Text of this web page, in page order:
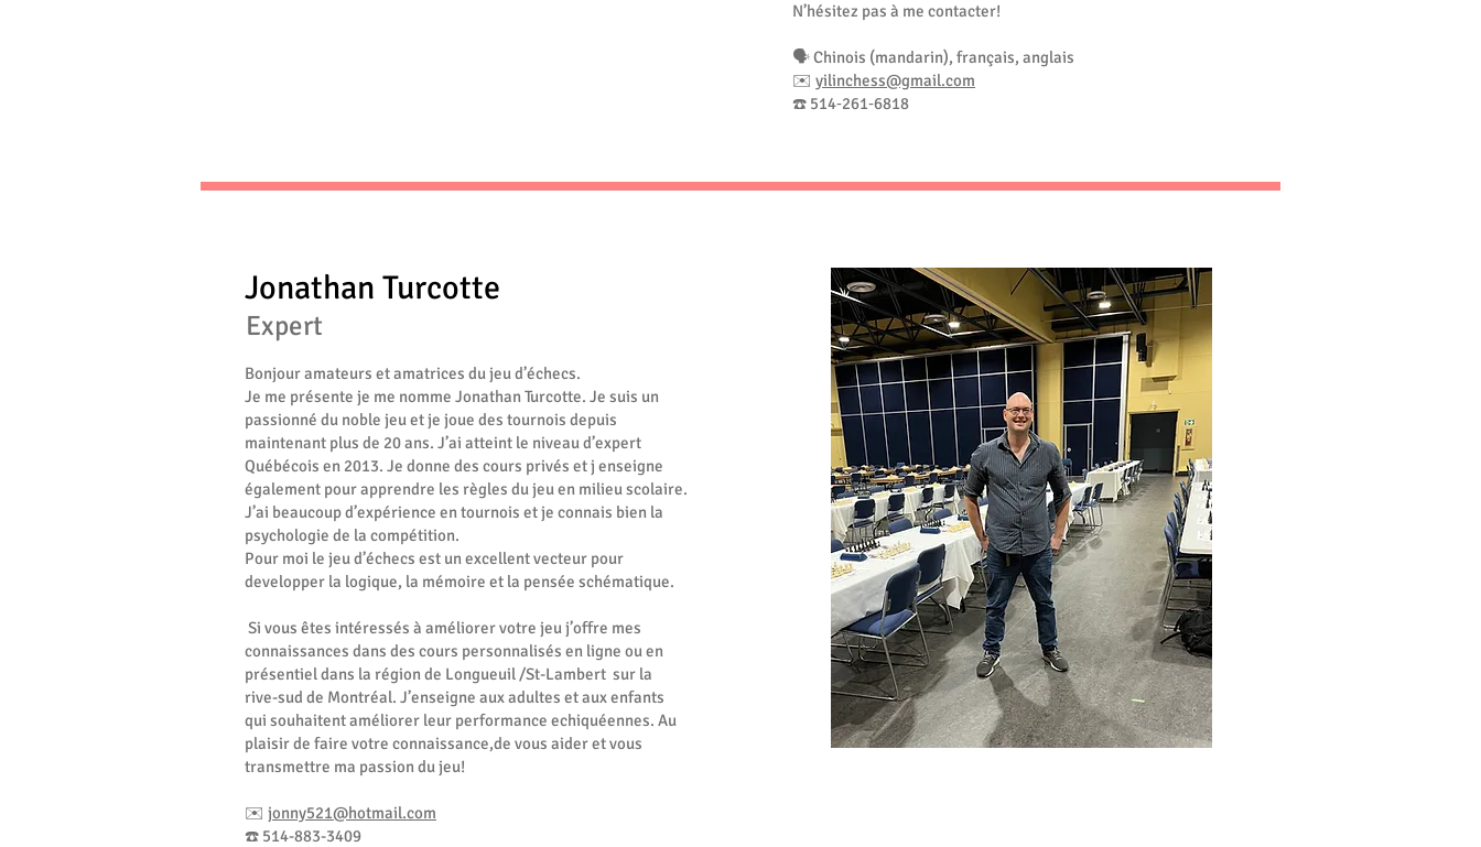
N’hésitez pas à me contacter!
🗣️ Chinois (mandarin), français, anglais
✉️ yilinchess@gmail.com
☎️ 514‑261‑6818
Jonathan Turcotte
Expert
Bonjour amateurs et amatrices du jeu d’échecs.
Je me présente je me nomme Jonathan Turcotte. Je suis un
passionné du noble jeu et je joue des tournois depuis
maintenant plus de 20 ans. J’ai atteint le niveau d’expert
Québécois en 2013. Je donne des cours privés et j enseigne
également pour apprendre les règles du jeu en milieu scolaire.
J’ai beaucoup d’expérience en tournois et je connais bien la
psychologie de la compétition.
Pour moi le jeu d’échecs est un excellent vecteur pour
developper la logique, la mémoire et la pensée schématique.
Si vous êtes intéressés à améliorer votre jeu j’offre mes
connaissances dans des cours personnalisés en ligne ou en
présentiel dans la région de Longueuil /St-Lambert sur la
rive-sud de Montréal. J’enseigne aux adultes et aux enfants
qui souhaitent améliorer leur performance echiquéennes. Au
plaisir de faire votre connaissance,de vous aider et vous
transmettre ma passion du jeu!
✉️ jonny521@hotmail.com
☎️ 514-883-3409